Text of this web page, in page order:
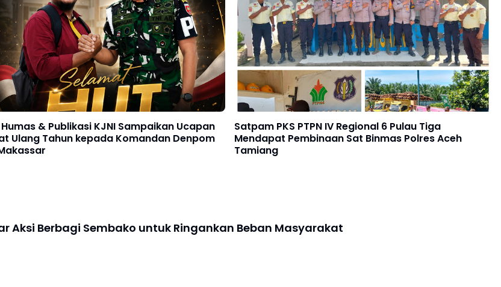
& Publikasi KJNI Sampaikan Ucapan
Ulang Tahun kepada Komandan Denpom
Satpam PKS PTPN IV Regional 6 Pulau Tiga
Mendapat Pembinaan Sat Binmas Polres Aceh
Tamiang
Aksi Berbagi Sembako untuk Ringankan Beban Masyarakat